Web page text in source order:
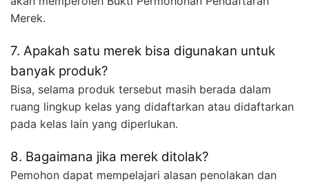
Merek.
7. Apakah satu merek bisa digunakan untuk
banyak produk?
Bisa, selama produk tersebut masih berada dalam
ruang lingkup kelas yang didaftarkan atau didaftarkan
pada kelas lain yang diperlukan.
8. Bagaimana jika merek ditolak?
Pemohon dapat mempelajari alasan penolakan dan